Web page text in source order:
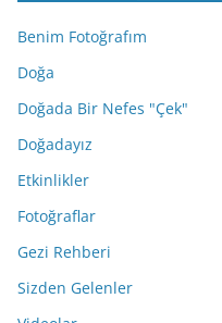
l
e
r
Benim Fotoğrafım
Doğa
Doğada Bir Nefes "Çek"
Doğadayız
Etkinlikler
Fotoğraflar
Gezi Rehberi
Sizden Gelenler